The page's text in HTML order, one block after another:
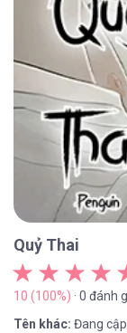
Quỷ Thai
10 (100%) · 0 đánh
Tên khác: Đang